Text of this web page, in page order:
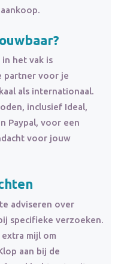
in het vak is
partner voor je
als internationaal.
inclusief Ideal,
Paypal, voor een
voor jouw
adviseren over
specifieke verzoeken.
mijl om
aan bij de